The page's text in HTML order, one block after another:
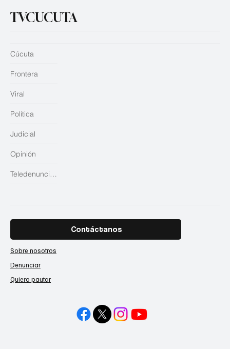
TVCUCUTA
Judicial
Opinión
Teledenuncias
Cúcuta
Frontera
Viral
Política
Contáctanos
Sobre nosotros
Denunciar
Quiero pautar